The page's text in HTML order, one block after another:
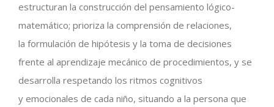
estructuran la construcción del pensamiento lógico-
matemático; prioriza la comprensión de relaciones,
la formulación de hipótesis y la toma de decisiones
frente al aprendizaje mecánico de procedimientos, y se
desarrolla respetando los ritmos cognitivos
y emocionales de cada niño, situando a la persona que